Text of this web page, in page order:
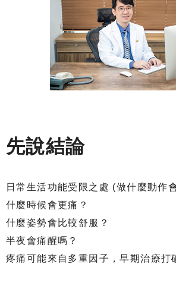
先說結論
日常生活功能受限之處 (做什麼動作
什麼時候會更痛？
什麼姿勢會比較舒服？
半夜會痛醒嗎？
疼痛可能來自多重因子，早期治療打